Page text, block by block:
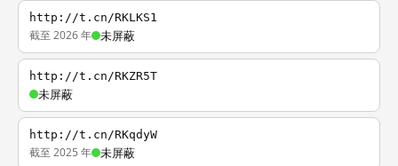
http://t.cn/RKLKS1
截至 2026 年 未屏蔽
http://t.cn/RKZR5T
未屏蔽
http://t.cn/RKqdyW
截至 2025 年 未屏蔽